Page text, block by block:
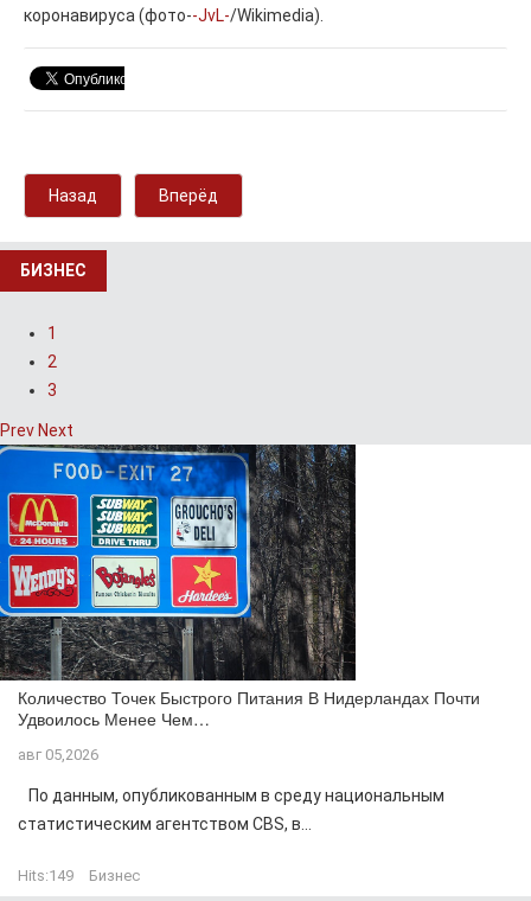
коронавируса (фото--JvL-/Wikimedia).
Назад Вперёд
БИЗНЕС
1
2
3
Prev Next
Количество Точек Быстрого Питания В Нидерландах Почти
Удвоилось Менее Чем…
авг 05,2026
По данным, опубликованным в среду национальным
статистическим агентством CBS, в...
Hits:149 Бизнес